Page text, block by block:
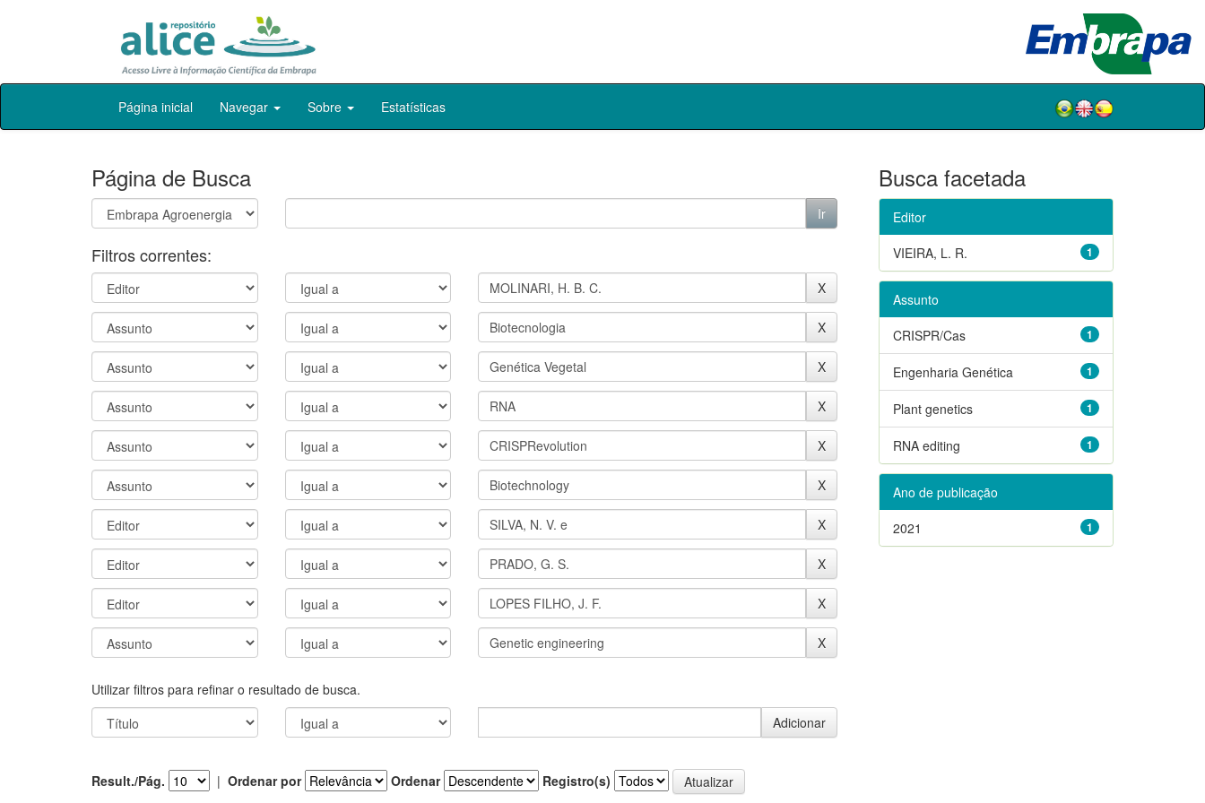
Skip
Página inicial Navegar Sobre Estatísticas
Página de Busca
Filtros correntes:
Utilizar filtros para refinar o resultado de busca.
Result./Pág. | Ordenar por Ordenar Registro(s)
Busca facetada
Editor
1
VIEIRA, L. R.
Assunto
1
CRISPR/Cas
1
Engenharia Genética
1
Plant genetics
1
RNA editing
Ano de publicação
1
2021